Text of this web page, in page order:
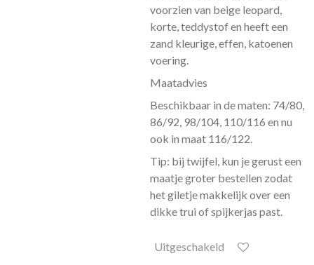
voorzien van beige leopard,
korte, teddystof en heeft een
zand kleurige, effen, katoenen
voering.
Maatadvies
Beschikbaar in de maten: 74/80,
86/92, 98/104, 110/116 en nu
ook in maat 116/122.
Tip: bij twijfel, kun je gerust een
maatje groter bestellen zodat
het giletje makkelijk over een
dikke trui of spijkerjas past.
Uitgeschakeld